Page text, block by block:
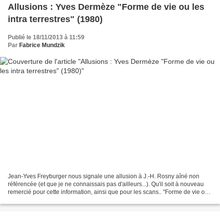
Allusions : Yves Dermèze "Forme de vie ou les
intra terrestres" (1980)
Publié le 18/11/2013 à 11:59
Par Fabrice Mundzik
Jean-Yves Freyburger nous signale une allusion à J.-H. Rosny aîné non
référencée (et que je ne connaissais pas d'ailleurs...). Qu'il soit à nouveau
remercié pour cette information, ainsi que pour les scans.. "Forme de vie ou